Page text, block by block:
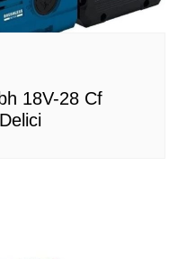
18V-28 Cf